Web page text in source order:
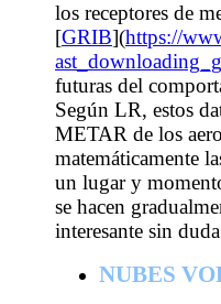
los receptores de
[GRIB](https://
futuras del
Según LR, estos
METAR de los
matemáticamente
un lugar y
se hacen
interesante sin
NUBES